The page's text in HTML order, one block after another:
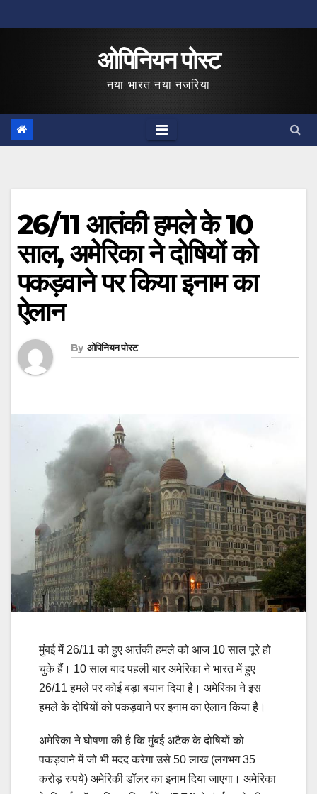
to
ओपिनियन पोस्ट
नया भारत नया नजरिया
26/11 आतंकी हमले के 10
साल, अमेरिका ने दोषियों को
पकड़वाने पर किया इनाम का
ऐलान
By ओपिनियन पोस्ट
मुंबई में 26/11 को हुए आतंकी हमले को आज 10 साल पूरे हो
चुके हैं। 10 साल बाद पहली बार अमेरिका ने भारत में हुए
26/11 हमले पर कोई बड़ा बयान दिया है। अमेरिका ने इस
हमले के दोषियों को पकड़वाने पर इनाम का ऐलान किया है।
अमेरिका ने घोषणा की है कि मुंबई अटैक के दोषियों को
पकड़वाने में जो भी मदद करेगा उसे 50 लाख (लगभग 35
करोड़ रुपये) अमेरिकी डॉलर का इनाम दिया जाएगा। अमेरिका